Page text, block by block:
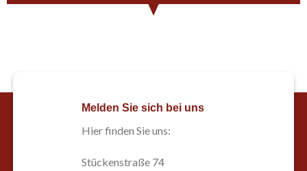
Melden Sie sich bei uns
Hier finden Sie uns:
Stückenstraße 74